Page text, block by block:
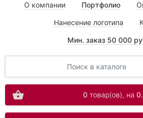
О компании Портфолио
Нанесение логотипа
Мин. заказ 50 000
0 товар(ов), на